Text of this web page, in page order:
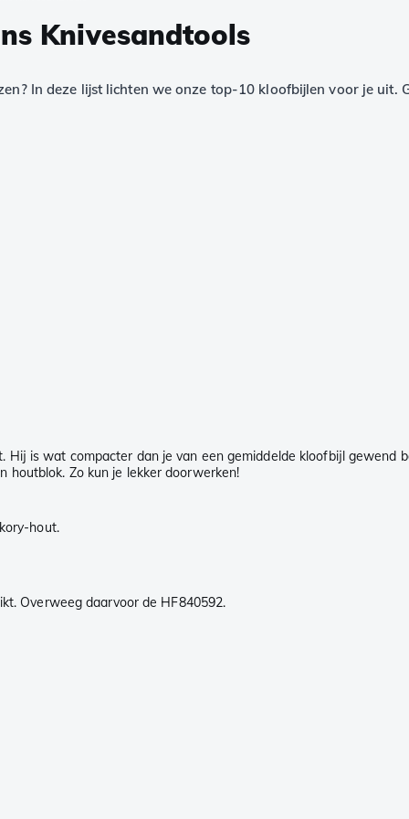
Knivesandtools
In deze lijst lichten we onze top-10 kloofbijlen voor je uit.
is wat compacter dan je van een gemiddelde kloofbijl
houtblok. Zo kun je lekker doorwerken!
hout.
Overweeg daarvoor de HF840592.